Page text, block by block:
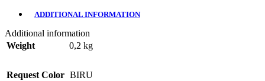
ADDITIONAL INFORMATION
Additional information
Weight
0,2 kg
Request Color BIRU